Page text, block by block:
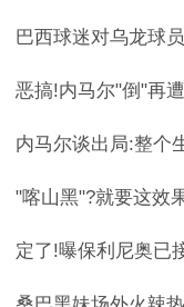
巴西球迷对乌龙球
恶搞!内马尔"倒"再
内马尔谈出局:整个
定了!曝保利尼奥已